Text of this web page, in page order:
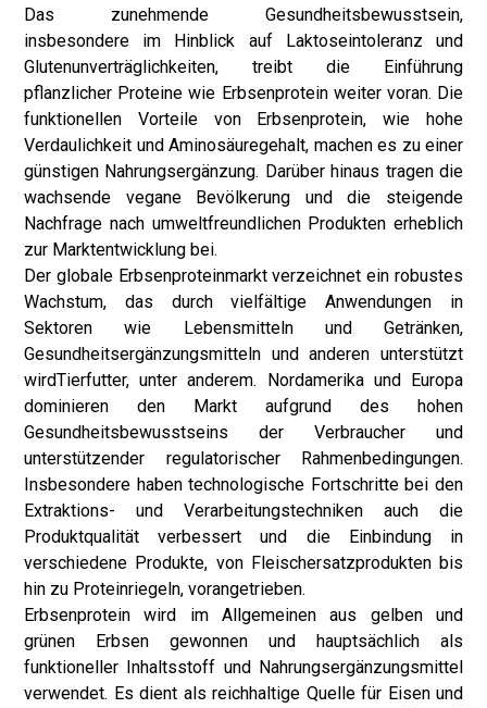
Das zunehmende Gesundheitsbewusstsein,
insbesondere im Hinblick auf Laktoseintoleranz und
Glutenunverträglichkeiten, treibt die Einführung
pflanzlicher Proteine ​​wie Erbsenprotein weiter voran. Die
funktionellen Vorteile von Erbsenprotein, wie hohe
Verdaulichkeit und Aminosäuregehalt, machen es zu einer
günstigen Nahrungsergänzung. Darüber hinaus tragen die
wachsende vegane Bevölkerung und die steigende
Nachfrage nach umweltfreundlichen Produkten erheblich
zur Marktentwicklung bei.
Der globale Erbsenproteinmarkt verzeichnet ein robustes
Wachstum, das durch vielfältige Anwendungen in
Sektoren wie Lebensmitteln und Getränken,
Gesundheitsergänzungsmitteln und anderen unterstützt
wirdTierfutter, unter anderem. Nordamerika und Europa
dominieren den Markt aufgrund des hohen
Gesundheitsbewusstseins der Verbraucher und
unterstützender regulatorischer Rahmenbedingungen.
Insbesondere haben technologische Fortschritte bei den
Extraktions- und Verarbeitungstechniken auch die
Produktqualität verbessert und die Einbindung in
verschiedene Produkte, von Fleischersatzprodukten bis
hin zu Proteinriegeln, vorangetrieben.
Erbsenprotein wird im Allgemeinen aus gelben und
grünen Erbsen gewonnen und hauptsächlich als
funktioneller Inhaltsstoff und Nahrungsergänzungsmittel
verwendet. Es dient als reichhaltige Quelle für Eisen und